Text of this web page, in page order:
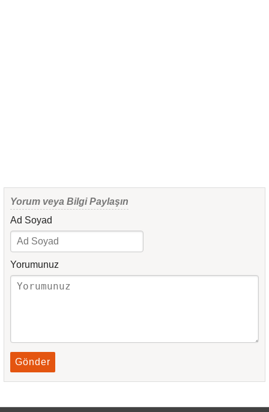
Yorum veya Bilgi Paylaşın
Ad Soyad
Yorumunuz
Gönder